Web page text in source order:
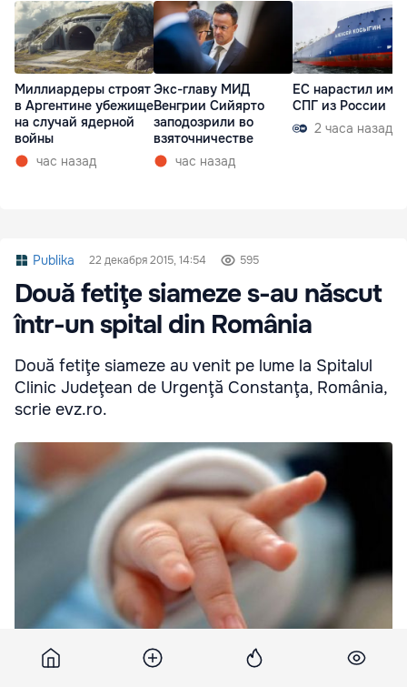
Миллиардеры строят
в Аргентине убежище
на случай ядерной
войны
час назад
Экс-главу МИД
Венгрии Сийярто
заподозрили во
взяточничестве
час назад
ЕС нарастил
СПГ из России
2 часа назад
Publika 22 декабря 2015, 14:54 595
Două fetiţe siameze s-au născut
într-un spital din România
Două fetiţe siameze au venit pe lume la Spitalul
Clinic Judeţean de Urgenţă Constanţa, România,
scrie evz.ro.
Mama siamezelor, din comuna constănţeană Valul lui Traian, mai